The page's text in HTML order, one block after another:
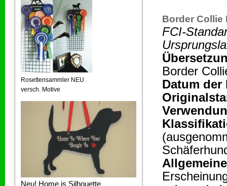
Rosettensammler NEU
versch. Motive
Neu! Home is Silhouette
Border Collie
FCI-
Border
Datum